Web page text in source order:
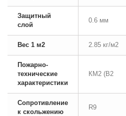
Защитный
слой
0.6 мм
Вес 1 м2 2.85 кг/м2
Пожарно-
технические
характеристики
КМ2 (В2
Сопротивление
к скольжению
R9